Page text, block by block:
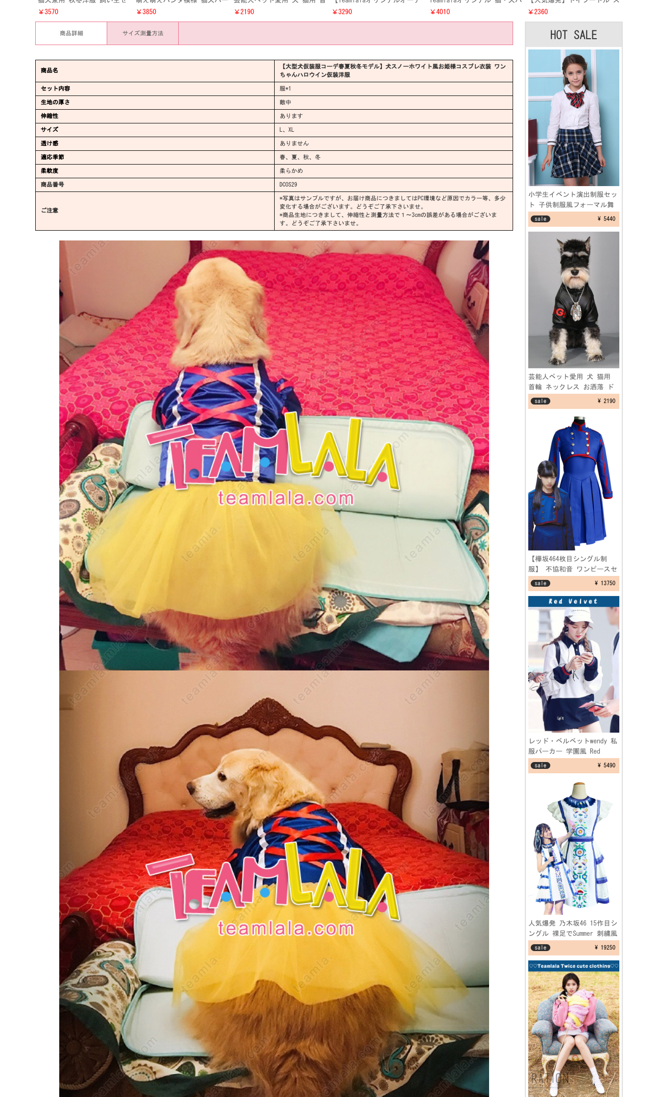
ット お洒落 ねこ チワワ ト
イ・プードル洋服 犬服 猫服
ペットウェア
￥3570
カー 秋冬洋服 小型犬 ワンち
ゃん キャット 防寒服 2018新
作
￥3850
輪 ネックレス お洒落 ドッグ
ス フェザーネックレス アク
￥2190
ー猫犬ペアルック】 ピンク・
ミドル 私服風 ドッグス・キ
￥3290
ラ刺繍プリント パーカー洋服
衣装 秋冬兼用 上品 ねこ・ワ
￥4010
パイダーマン風変装服 ミニチ
ュア ダックスハロウイン変装
服通販 超可愛い 子犬 スーパ
ーヒーロー コスプレ仮装衣装
￥2360
商品詳細 サイズ測量方法
商品名
【大型犬仮装服コーデ春夏秋冬モデル】犬スノーホワイト風お姫様コスプレ衣装 ワン
ちゃんハロウイン仮装洋服
セット内容 服*1
生地の厚さ 敵中
伸縮性 あります
サイズ L、XL
透け感 ありません
適応季節 春、夏、秋、冬
柔軟度 柔らかめ
商品番号 DCOS29
ご注意
*写真はサンプルですが、お届け商品につきましてはPC環境など原因でカラー等、多少
変化する場合がございます。どうぞご了承下さいませ。
*商品生地につきまして、伸縮性と測量方法で１～3cmの誤差がある場合がございま
す。どうぞご了承下さいませ。
HOT SALE
小学生イベント演出制服セッ
ト 子供制服風フォーマル舞
台劇 文化祭仮装コスプレ衣
装 学園祭演出服
sale ¥ 5440
芸能人ペット愛用 犬 猫用
首輪 ネックレス お洒落 ド
ッグス フェザーネックレス
アクセサリー
sale ¥ 2190
【欅坂464枚目シングル制
服】 不協和音 ワンピースセ
ット けやき坂 ブルー 制服
コスプレ衣装
sale ¥ 13750
レッド・ベルベットwendy 私
服パーカー 学園風 Red
Velvet ウェンディ 空港ファ
ッション制服 フリーサイズ
sale ¥ 5490
人気爆発 乃木坂46 15作目シ
ングル 裸足でSummer 刺繍風
ワンピースコスプレ衣装
sale ¥ 19250